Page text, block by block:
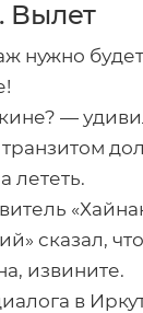
Вылет
нужно
—
лететь.
сказал,
извините.
в